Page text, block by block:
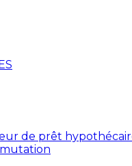
de prêt